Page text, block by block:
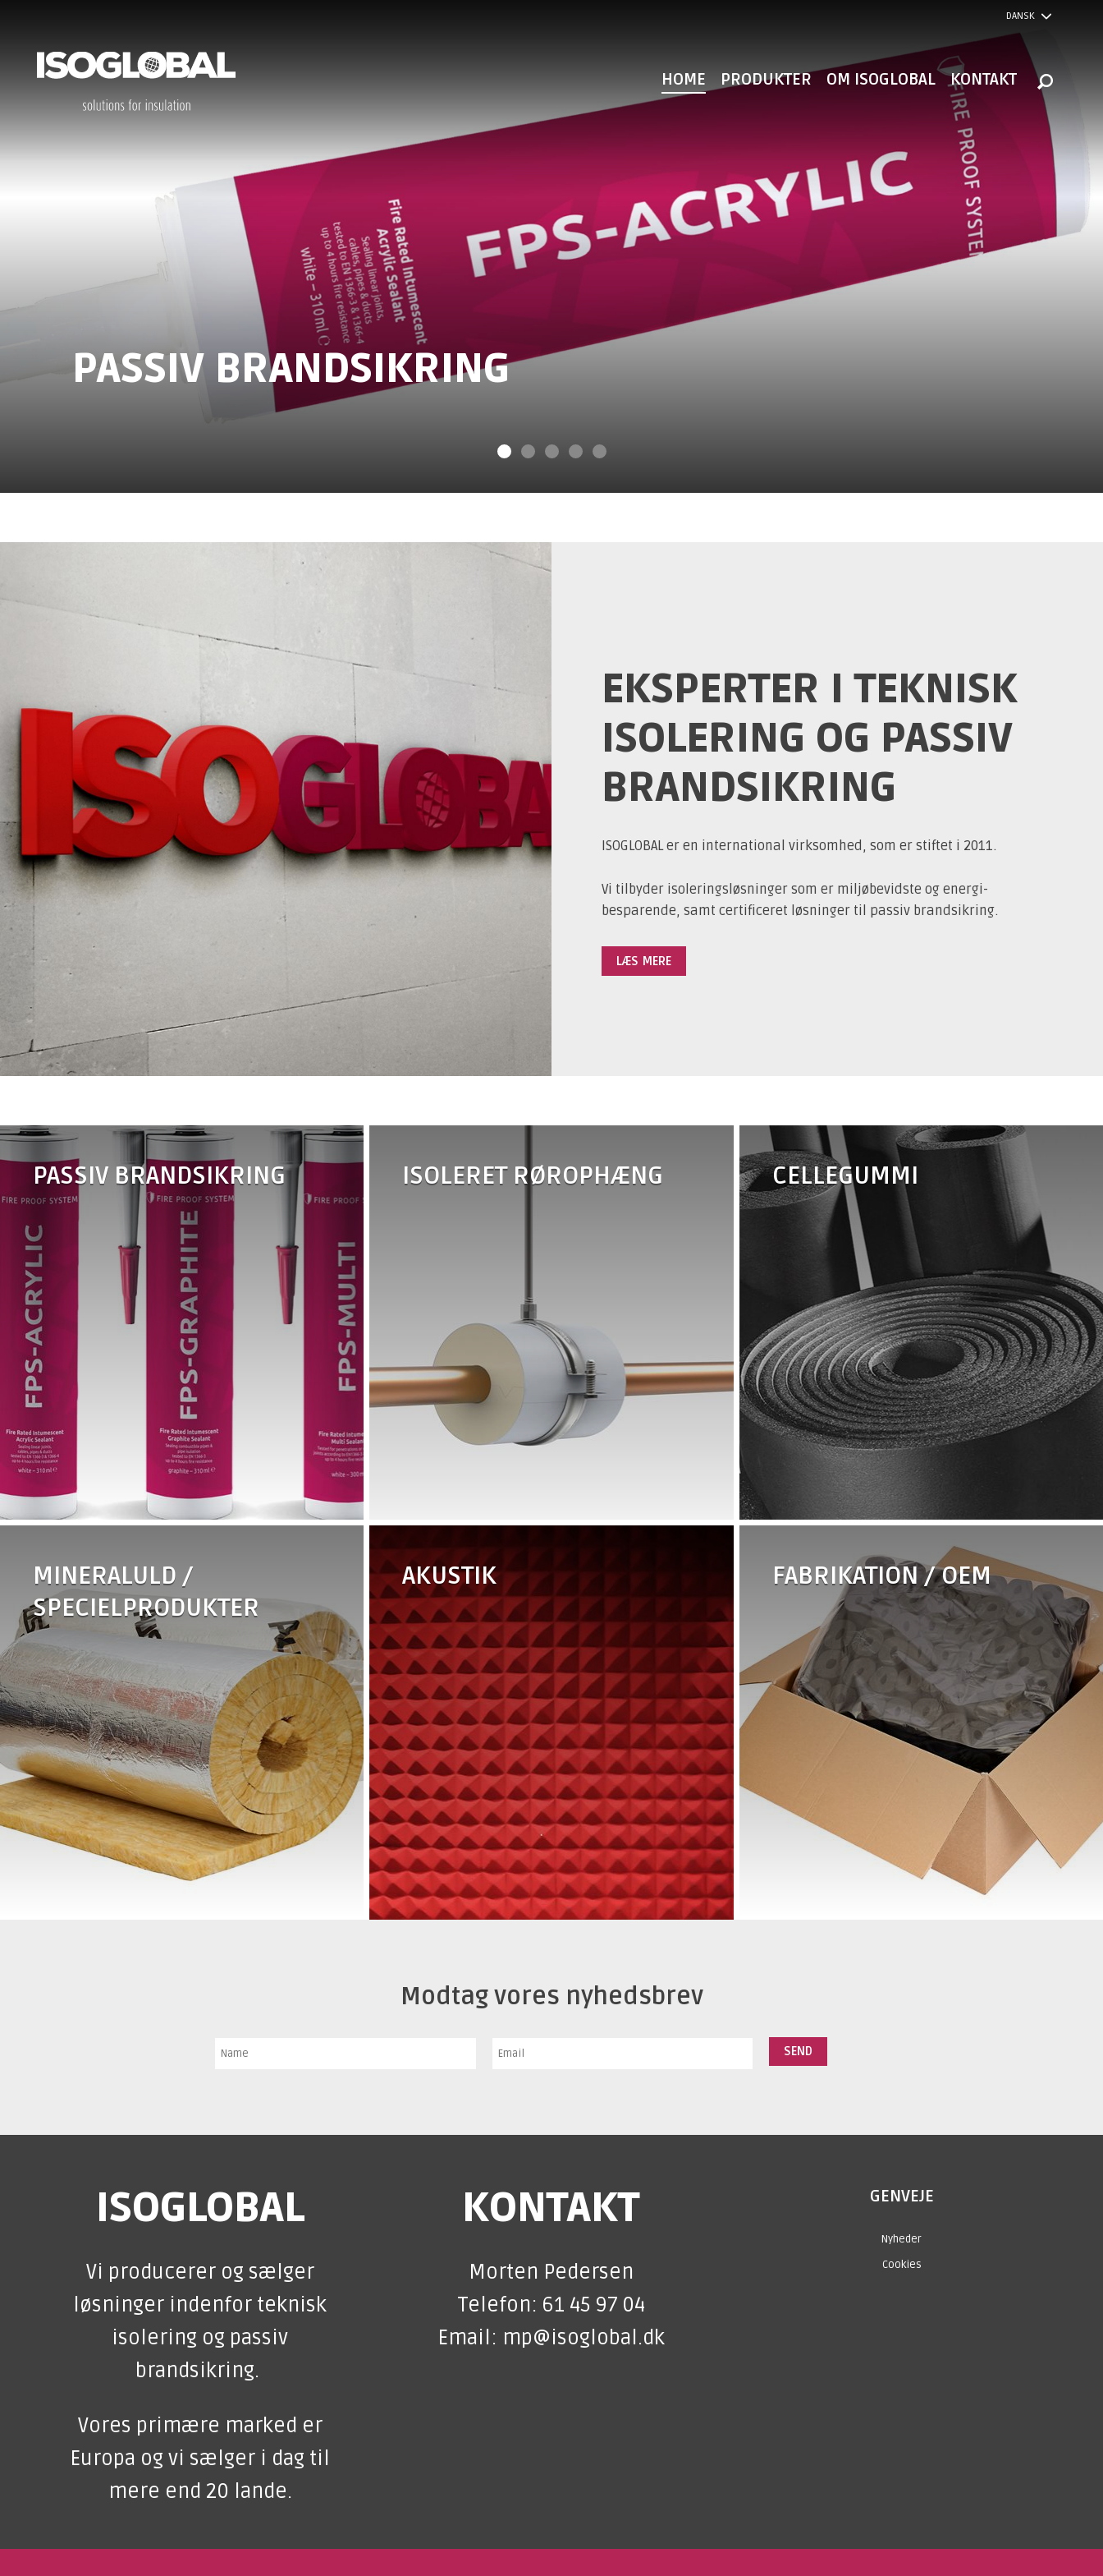
HOME PRODUKTER OM ISOGLOBAL KONTAKT
DANSK
PASSIV BRANDSIKRING
EKSPERTER I TEKNISK
ISOLERING OG PASSIV
BRANDSIKRING
ISOGLOBAL er en international virksomhed, som er stiftet i 2011.
Vi tilbyder isoleringsløsninger som er miljøbevidste og energi-
besparende, samt certificeret løsninger til passiv brandsikring.
LÆS MERE
PASSIV BRANDSIKRING
•
FPS-Akryl
•
FPS-Grafit
•
FPS-Brandpakning •
FPS-
•
•
FPS-Brandgips
•
FPS-Bagstop •
FPS-Brandlabel
•
FIREproof rørskål
ISOLERET RØROPHÆNG
Rørbærer VVS •
Rørbærer VVS-PET
•
Rørbærer RF
Rørbærer IF
•
Rørbærer MW
Rørbærer KANAL
Tilbehør
rørophæng
CELLEGUMMI
• Eurobatex •
Eurobatex HF
(HALOGENFRI)
•
Eurobatex AT (UV
& HØJTEMP.)
•
Eurobatex ISOLTEC
•
Eurobatex PEN-
PEAL
Eurobatex FILM
PROTECTION
MINERALULD /
SPECIELPRODUKTER
•
WRAPTEC
BEKLÆDNING
•
EBRILLE Split
•
EBRILLE Twinsplit
AKUSTIK
• Eurobatex OC •
Eurobatex Silent
Plus
•
Eurobatex
Silentplus HF
•
Eurobatex
BUGNATO
•
EUROSOUND
FABRIKATION / OEM
Kløtzel lærred Undertagsstrammer
Modtag vores nyhedsbrev
ISOGLOBAL
Vi producerer og sælger
løsninger indenfor teknisk
isolering og passiv
brandsikring.
Vores primære marked er
Europa og vi sælger i dag til
mere end 20 lande.
KONTAKT
Morten Pedersen
Telefon: 61 45 97 04
Email: mp@isoglobal.dk
GENVEJE
Nyheder
Cookies